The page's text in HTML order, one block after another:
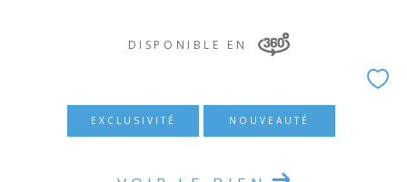
DISPONIBLE EN
EXCLUSIVITÉ NOUVEAUTÉ